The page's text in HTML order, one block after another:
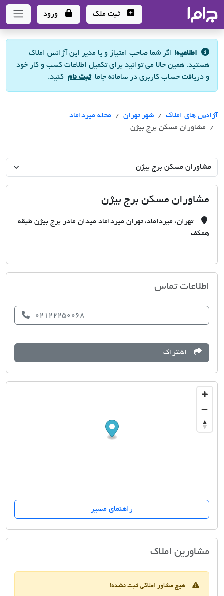
- سامانه جامع املاک و مشاورین املاک
ثبت ملک ورود
اطلاعیه! اگر شما صاحب امتیاز و یا مدیر این آژانس املاک
هستید، همین حالا می توانید برای تکمیل اطلاعات کسب و کار خود
و دریافت حساب کاربری در سامانه جاماثبت نام کنید.
آژانس های املاک آژانس های املاک
شهر تهران آژانس های املاک
محله میرداماد
مشاوران مسکن برج بیژن
مشاوران مسکن برج بیژن
تهران، میرداماد، تهران میرداماد میدان مادر برج بیژن طبقه
همکف
اطلاعات تماس
02122250068
اشتراک
راهنمای مسیر
مشاورین املاکمشاوران مسکن برج بیژن
هیچ مشاور املاکی ثبت نشده!